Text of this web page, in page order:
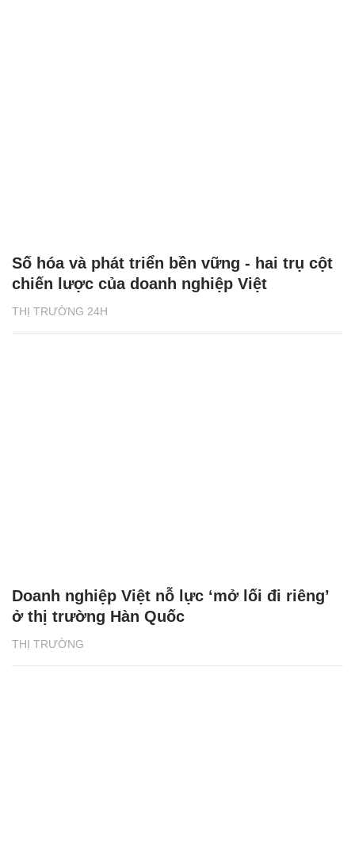
THỊ TRƯỜNG 24H
Số hóa và phát triển bền vững - hai trụ cột
chiến lược của doanh nghiệp Việt
THỊ TRƯỜNG
Doanh nghiệp Việt nỗ lực ‘mở lối đi riêng’
ở thị trường Hàn Quốc